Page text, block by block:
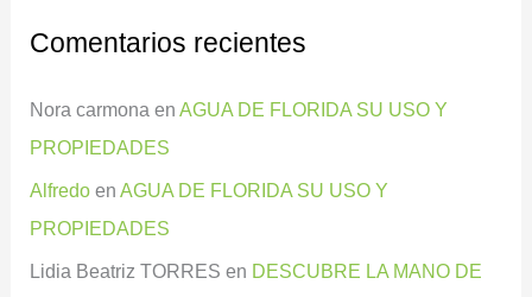
Comentarios recientes
Nora carmona enAGUA DE FLORIDA SU USO Y
PROPIEDADES
Alfredo enAGUA DE FLORIDA SU USO Y
PROPIEDADES
Lidia Beatriz TORRES en DESCUBRE LA MANO DE